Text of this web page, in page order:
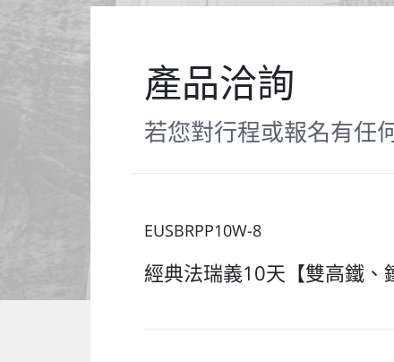
產品洽詢
若您對行程或報名有任
EUSBRPP10W-8
經典法瑞義10天【雙高鐵